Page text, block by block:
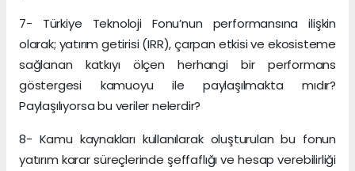
7- Türkiye Teknoloji Fonu’nun performansına ilişkin
olarak; yatırım getirisi (IRR), çarpan etkisi ve ekosisteme
sağlanan katkıyı ölçen herhangi bir performans
göstergesi kamuoyu ile paylaşılmakta mıdır?
Paylaşılıyorsa bu veriler nelerdir?
8- Kamu kaynakları kullanılarak oluşturulan bu fonun
yatırım karar süreçlerinde şeffaflığı ve hesap verebilirliği